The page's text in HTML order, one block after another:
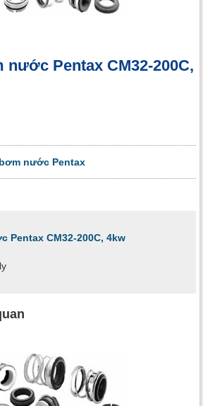
Pentax CM32-200C,
nước Pentax
Pentax CM32-200C, 4kw